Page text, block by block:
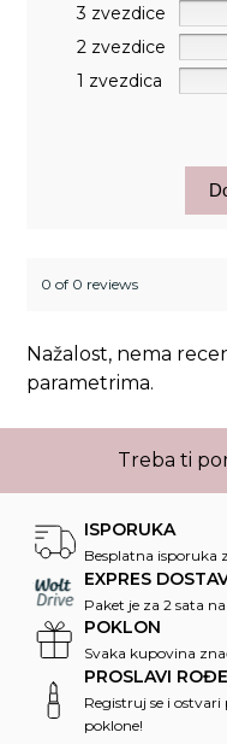
3 zvezdice
2 zvezdice
1 zvezdica
0 of 0 reviews
Nažalost, nema
parametrima.
Treba ti
ISPORUKA
Besplatna isporuka
EXPRES
Paket je za 2 sata
POKLON
Svaka kupovina
PROSLAVI
Registruj se i
poklone!